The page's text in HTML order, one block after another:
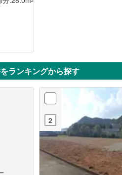
ランキングから探す
2